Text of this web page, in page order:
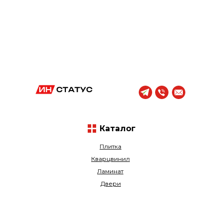
Плитка
Кварцвинил
Ламинат
Двери
Каталог